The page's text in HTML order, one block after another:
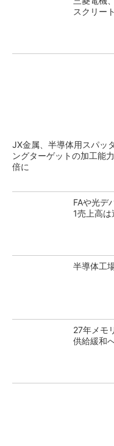
スクリー
JX金属、半導体用スパッ
ングターゲットの加工能
倍に
FAや光デ
1売上高
半導体工
27年メモ
供給緩和